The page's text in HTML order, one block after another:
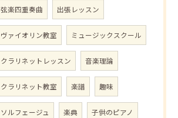
弦楽四重奏曲 出張レッスン
ヴァイオリン教室 ミュージックスクール
クラリネットレッスン 音楽理論
クラリネット教室 楽譜 趣味
ソルフェージュ 楽典 子供のピアノ